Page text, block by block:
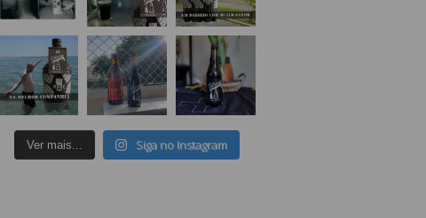
Ver mais... Siga no Instagram